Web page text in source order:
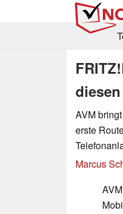
AVM
erste
Marcus